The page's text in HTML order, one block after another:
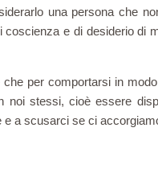
una persona che
e di desiderio di
che per comportarsi in
noi stessi, cioè essere
a scusarci se ci